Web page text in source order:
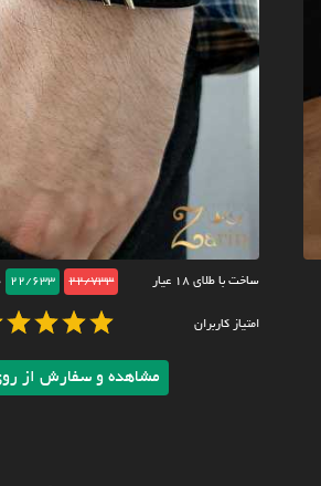
ساخت با طلای ۱۸ عیار 22/733
22/633
امتیاز کاربران
مشاهده و سفارش از